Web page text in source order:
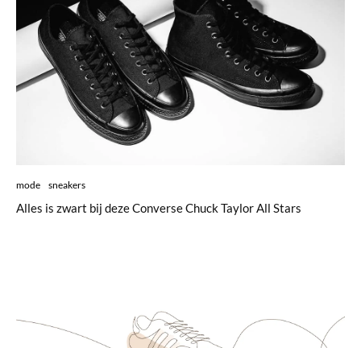
mode sneakers
Alles is zwart bij deze Converse Chuck Taylor All Stars